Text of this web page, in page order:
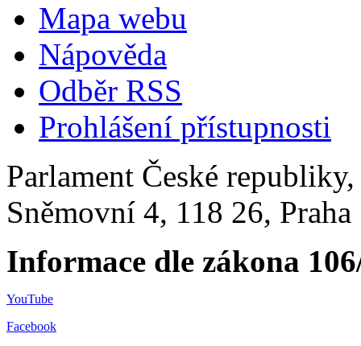
Mapa webu
Nápověda
Odběr RSS
Prohlášení přístupnosti
Parlament České
Sněmovní 4, 118 26,
Informace dle zákona
YouTube
Facebook